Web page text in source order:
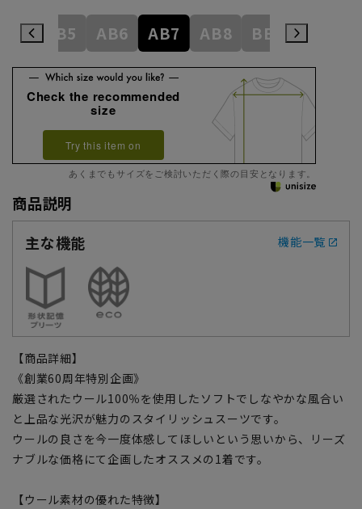
AB5 AB6 AB7 AB8 BE3 BE4
Check the recommended
size
Try this item on
あくまでもサイズをご検討いただく際の目安となります。
商品説明
主な機能
機能一覧
【商品詳細】
《創業60周年特別企画》
厳選されたウール100％を使用したソフトでしなやかな風合い
と上品な光沢が魅力のスタイリッシュスーツです。
ウールの良さを今一度体感してほしいという思いから、リーズ
ナブルな価格にて企画したオススメの1着です。
【ウール素材の優れた特徴】